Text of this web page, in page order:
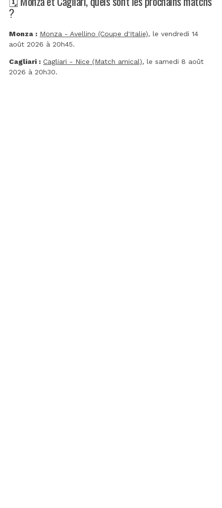
?
Monza : Monza - Avellino (Coupe d'Italie), le vendredi 14
août 2026 à 20h45.
Cagliari : Cagliari - Nice (Match amical), le samedi 8 août
2026 à 20h30.